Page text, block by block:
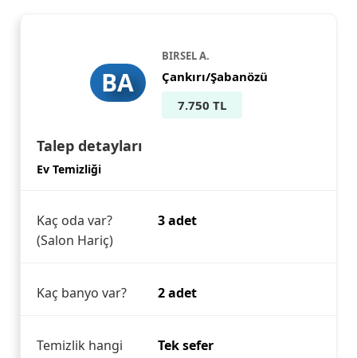
BA
BIRSEL A.
Çankırı/Şabanözü
7.750 TL
Talep detayları
Ev Temizliği
Kaç oda var?
(Salon Hariç)
3 adet
Kaç banyo var? 2 adet
Temizlik hangi
Tek sefer